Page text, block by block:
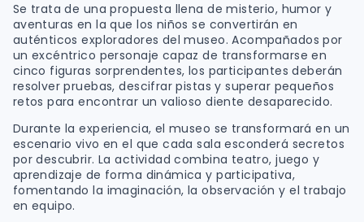
Se trata de una propuesta llena de misterio, humor y
aventuras en la que los niños se convertirán en
auténticos exploradores del museo. Acompañados por
un excéntrico personaje capaz de transformarse en
cinco figuras sorprendentes, los participantes deberán
resolver pruebas, descifrar pistas y superar pequeños
retos para encontrar un valioso diente desaparecido.
Durante la experiencia, el museo se transformará en un
escenario vivo en el que cada sala esconderá secretos
por descubrir. La actividad combina teatro, juego y
aprendizaje de forma dinámica y participativa,
fomentando la imaginación, la observación y el trabajo
en equipo.